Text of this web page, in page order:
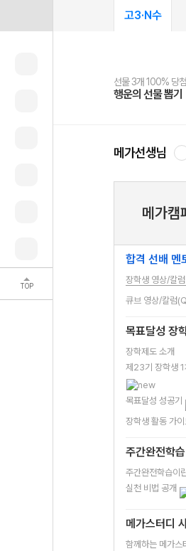
TOP
고3·N수
선물 3개 100% 당
행운의 선물 뽑기
선물 100% 증정!
메가스터디 X 올리
여름방학 스터디 캐시
메가런 썸머스쿨
2027 러셀 단과
강사 공개선발
스마트러닝앱
설문 EVENT
메가패스
3일 무료 체험권
메가패스 수강생 무료
메가클럽 멤버십
사회공헌 캠페인
희망이룸 메가나눔
메가선생님
메가캠
합격 선배 멘
장학생 영상/칼럼
큐브 영상/칼럼
목표달성 장
장학제도 소개
제23기 장학생 1
목표달성 성공기
장학생 활동 가
주간완전학습
주간완전학습이
실천 비법 공개
메가스터디
함께하는 메가스